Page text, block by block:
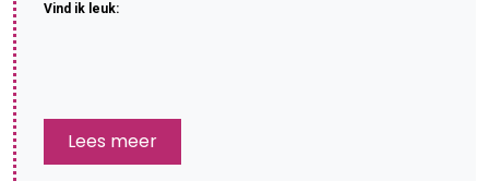
Vind ik leuk:
Lees meer